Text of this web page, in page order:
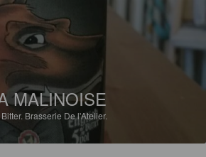
MALINOISE
Bitter. Brasserie De l'Atelier.